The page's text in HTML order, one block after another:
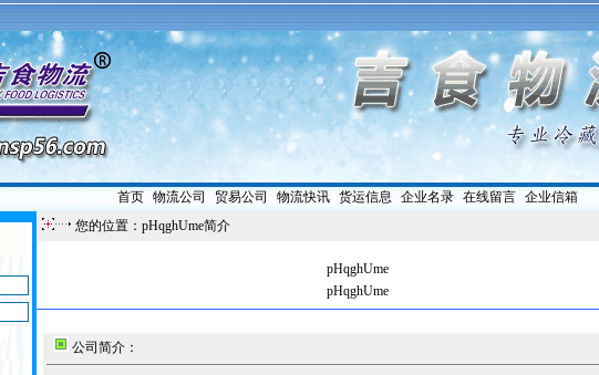
首页| 物流公司 贸易公司 物流快讯| 货运信息 企业名录| 在线留言| 企业信箱
您的位置：pHqghUme简介
pHqghUme
pHqghUme
公司简介：